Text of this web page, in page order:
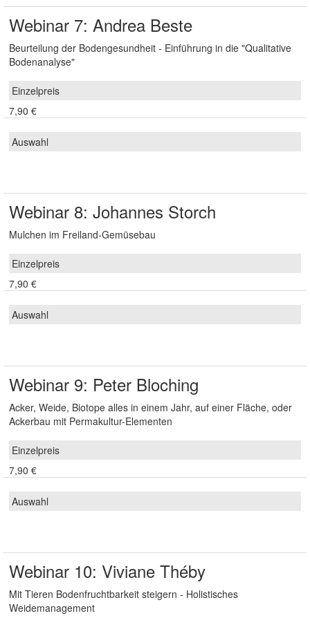
Webinar 7: Andrea Beste
Beurteilung der Bodengesundheit - Einführung in die "Qualitative
Bodenanalyse"
7,90 €
Webinar 8: Johannes Storch
Mulchen im Freiland-Gemüsebau
7,90 €
Webinar 9: Peter Bloching
Acker, Weide, Biotope alles in einem Jahr, auf einer Fläche, oder
Ackerbau mit Permakultur-Elementen
7,90 €
Webinar 10: Viviane Théby
Mit Tieren Bodenfruchtbarkeit steigern - Holistisches
Weidemanagement